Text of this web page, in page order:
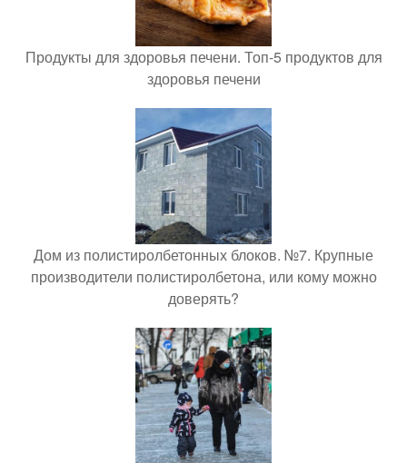
Продукты для здоровья печени. Топ-5 продуктов для
здоровья печени
Дом из полистиролбетонных блоков. №7. Крупные
производители полистиролбетона, или кому можно
доверять?